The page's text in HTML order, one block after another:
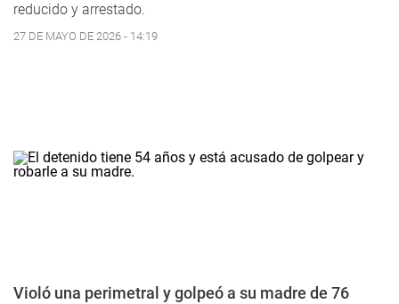
reducido y arrestado.
27 DE MAYO DE 2026 - 14:19
Violó una perimetral y golpeó a su madre de 76